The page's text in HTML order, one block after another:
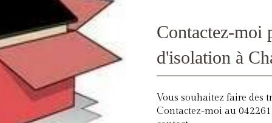
Contactez-moi
d'isolation à
Vous souhaitez faire des
Contactez-moi au